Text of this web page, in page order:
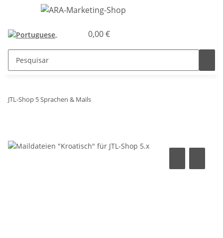
0,00 €
JTL-Shop 5 Sprachen & Mails